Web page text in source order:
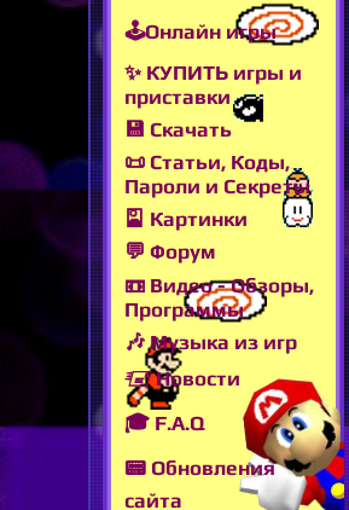
🕹Онлайн игры
✨ КУПИТЬ игры и
приставки
💾 Скачать
📜 Статьи, Коды,
Пароли и Секреты
🎴 Картинки
💬 Форум
📼 Видео - Обзоры,
Программы
🎶 Музыка из игр
🖅 Новости
🎓 F.A.Q
📟 Обновления
сайта